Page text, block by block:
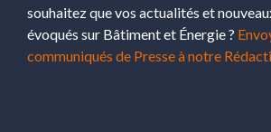
souhaitez que vos actualités et
évoqués sur Bâtiment et Énergie ?
communiqués de Presse à notre